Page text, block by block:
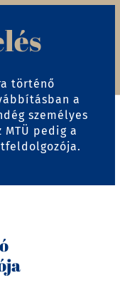
történő
a
személyes
pedig a